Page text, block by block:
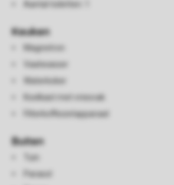
Aantal toiletten: 1
Keuken
Magnetron
Vaatwasser
Waterkoker
Koelkast met vriesvak
Filterkoffiezetapparaat
Buiten
Tuin
Parasol